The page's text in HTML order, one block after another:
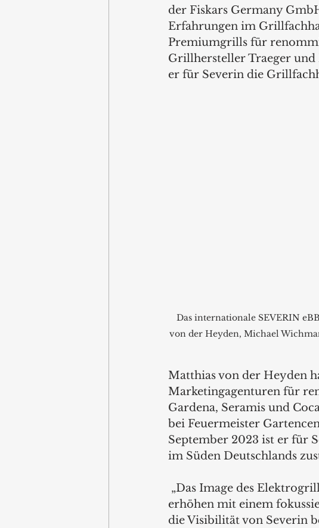
der Fiskars Germany
Erfahrungen im
Premiumgrills für
Grillhersteller Traeger und
er für Severin die
Das internationale SEVERIN
von der Heyden, Michael
Matthias von der Heyden
Marketingagenturen für
Gardena, Seramis und
bei Feuermeister
September 2023 ist er für
im Süden Deutschlands
erhöhen mit einem
die Visibilität von Severin